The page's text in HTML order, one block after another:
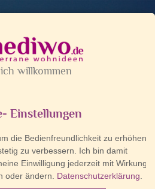
Der reguläre Versand beginnt erst wieder
Siesta.
von05.08.2026 - 21.08.2026
die in diesem Zeitraum